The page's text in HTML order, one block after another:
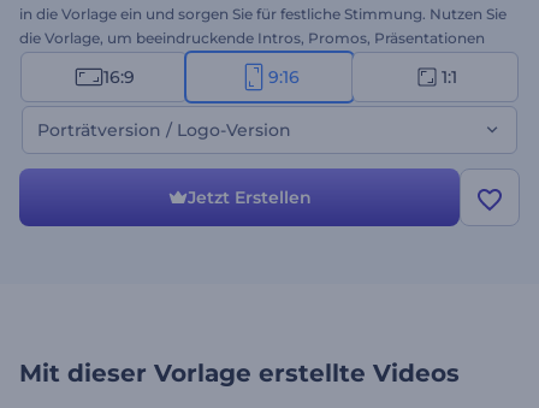
in die Vorlage ein und sorgen Sie für festliche Stimmung. Nutzen Sie
die Vorlage, um beeindruckende Intros, Promos, Präsentationen
und vieles mehr zu erstellen. Probieren Sie es noch heute aus!
16:9 9:16 1:1
Porträtversion / Logo-Version
Jetzt Erstellen
Mit dieser Vorlage erstellte Videos